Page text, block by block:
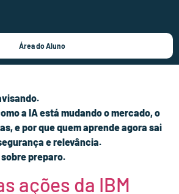
Área do Aluno
a IA está mudando o mercado, o
e por que quem aprende agora sai
e relevância.
sobre preparo.
ações da IBM